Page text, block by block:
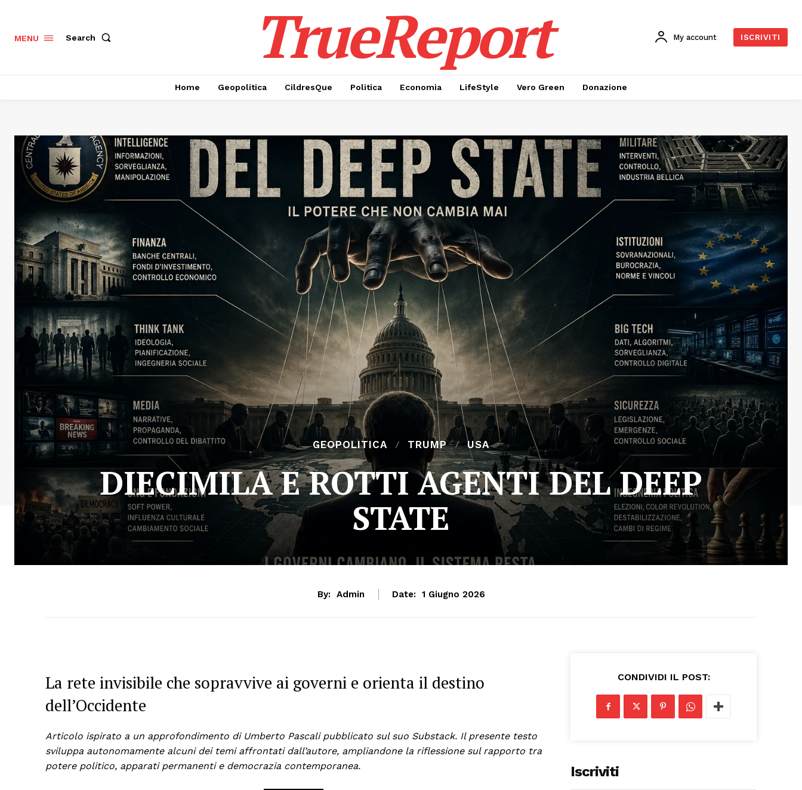
MENU Search TrueReport My account ISCRIVITI
Home Geopolitica CildresQue Politica Economia LifeStyle Vero Green Donazione
GEOPOLITICA TRUMP USA
DIECIMILA E ROTTI AGENTI DEL DEEP
STATE
By: Admin Date: 1 Giugno 2026
La rete invisibile che sopravvive ai governi e orienta il destino
dell’Occidente
Articolo ispirato a un approfondimento di Umberto Pascali pubblicato sul suo Substack. Il presente testo
sviluppa autonomamente alcuni dei temi affrontati dall’autore, ampliandone la riflessione sul rapporto tra
potere politico, apparati permanenti e democrazia contemporanea.
CONDIVIDI IL POST:
Iscriviti